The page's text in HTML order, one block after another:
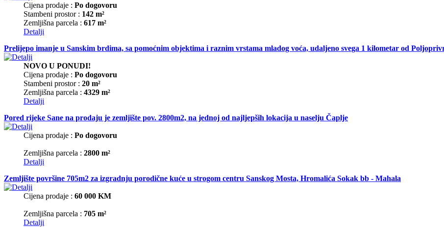
Cijena prodaje : Po dogovoru
Stambeni prostor : 142 m²
Zemljišna parcela : 617 m²
Detalji
Prelijepo imanje u Sanskim brdima, sa pomoćnim objektima i raznim vrstama mladog voća, udaljeno svega 1 kilometar od
NOVO U PONUDI!
Cijena prodaje : Po dogovoru
Stambeni prostor : 20 m²
Zemljišna parcela : 4329 m²
Detalji
Pored rijeke Sane na prodaju je zemljište pov. 2800m2, na jednoj od najljepših lokacija u naselju Čaplje
Cijena prodaje : Po dogovoru
Zemljišna parcela : 2800 m²
Detalji
Zemljište površine 705m2 za izgradnju porodične kuće u strogom centru Sanskog Mosta, Hromalića Sokak bb - Mahala
Cijena prodaje : 60 000 KM
Zemljišna parcela : 705 m²
Detalji